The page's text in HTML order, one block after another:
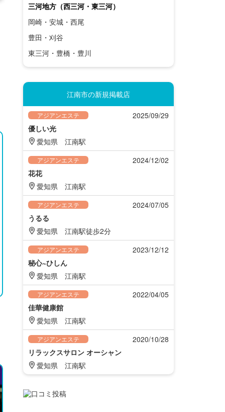
三河地方（西三河・東三河）
岡崎・安城・西尾
豊田・刈谷
東三河・豊橋・豊川
江南市の新規掲載店
アジアンエステ
2025/09/29
優しい光
愛知県 江南駅
アジアンエステ
2024/12/02
花花
愛知県 江南駅
アジアンエステ
2024/07/05
うるる
愛知県 江南駅徒歩2分
アジアンエステ
2023/12/12
秘心~ひしん
愛知県 江南駅
アジアンエステ
2022/04/05
佳華健康館
愛知県 江南駅
アジアンエステ
2020/10/28
リラックスサロン オーシャン
愛知県 江南駅